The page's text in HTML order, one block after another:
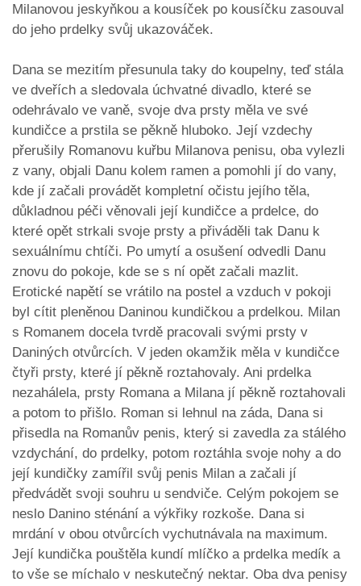
Milanovou jeskyňkou a kousíček po kousíčku zasouval
do jeho prdelky svůj ukazováček.
Dana se mezitím přesunula taky do koupelny, teď stála
ve dveřích a sledovala úchvatné divadlo, které se
odehrávalo ve vaně, svoje dva prsty měla ve své
kundičce a prstila se pěkně hluboko. Její vzdechy
přerušily Romanovu kuřbu Milanova penisu, oba vylezli
z vany, objali Danu kolem ramen a pomohli jí do vany,
kde jí začali provádět kompletní očistu jejího těla,
důkladnou péči věnovali její kundičce a prdelce, do
které opět strkali svoje prsty a přiváděli tak Danu k
sexuálnímu chtíči. Po umytí a osušení odvedli Danu
znovu do pokoje, kde se s ní opět začali mazlit.
Erotické napětí se vrátilo na postel a vzduch v pokoji
byl cítit pleněnou Daninou kundičkou a prdelkou. Milan
s Romanem docela tvrdě pracovali svými prsty v
Daniných otvůrcích. V jeden okamžik měla v kundičce
čtyři prsty, které jí pěkně roztahovaly. Ani prdelka
nezahálela, prsty Romana a Milana jí pěkně roztahovali
a potom to přišlo. Roman si lehnul na záda, Dana si
přisedla na Romanův penis, který si zavedla za stálého
vzdychání, do prdelky, potom roztáhla svoje nohy a do
její kundičky zamířil svůj penis Milan a začali jí
předvádět svoji souhru u sendviče. Celým pokojem se
neslo Danino sténání a výkřiky rozkoše. Dana si
mrdání v obou otvůrcích vychutnávala na maximum.
Její kundička pouštěla kundí mlíčko a prdelka medík a
to vše se míchalo v neskutečný nektar. Oba dva penisy